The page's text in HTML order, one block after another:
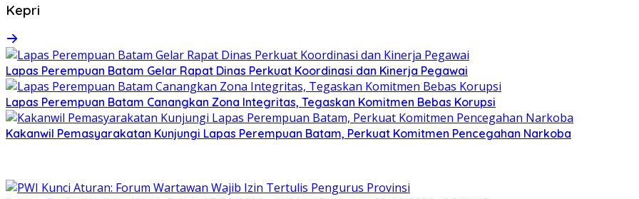
Kepri
Lapas Perempuan Batam Gelar Rapat Dinas Perkuat Koordinasi dan Kinerja Pegawai
Lapas Perempuan Batam Canangkan Zona Integritas, Tegaskan Komitmen Bebas Korupsi
Kakanwil Pemasyarakatan Kunjungi Lapas Perempuan Batam, Perkuat Komitmen Pencegahan Narkoba